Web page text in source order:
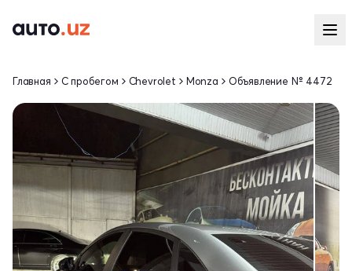
Главная С пробегом Chevrolet Monza Объявление № 4472